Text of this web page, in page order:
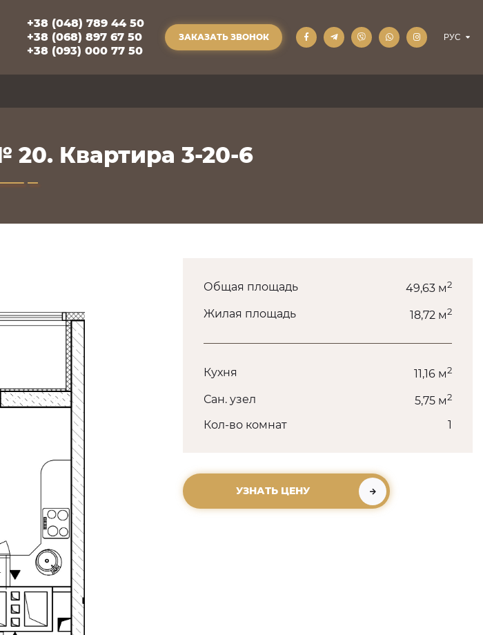
+38 (048) 789 44 50
+38 (068) 897 67 50
+38 (093) 000 77 50
ЗАКАЗАТЬ ЗВОНОК
Квартира 3-20-6
Общая площадь 49,63 м2
Жилая площадь 18,72 м2
Кухня 11,16 м2
Сан. узел 5,75 м2
Кол-во комнат 1
УЗНАТЬ ЦЕНУ